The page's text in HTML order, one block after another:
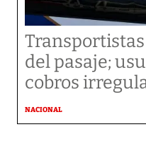
del pasaje;
cobros
NACIONAL